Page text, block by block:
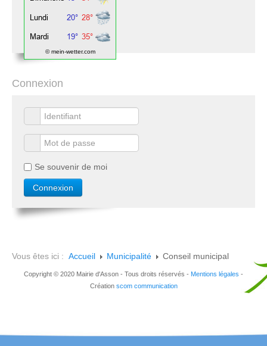
© mein-wetter.com
Connexion
Se souvenir de moi
Vous êtes ici : Accueil Municipalité Conseil municipal
Copyright © 2020 Mairie d'Asson - Tous droits réservés - Mentions légales -
Création scom communication